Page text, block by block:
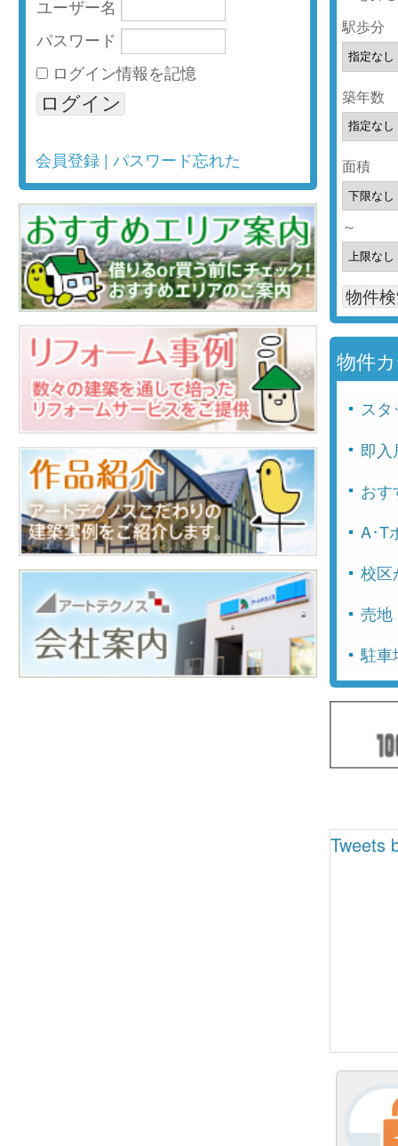
ユーザー名
パスワード
ログイン情報を記憶
会員登録 | パスワード忘れた
駅歩分
築年数
面積
～
物件
スタ
即入
おす
A･T
校区
売地
駐車
Tweets